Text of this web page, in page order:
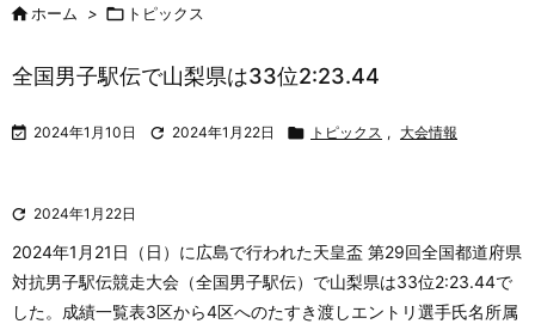
ホーム >  トピックス
全国男子駅伝で山梨県は33位2:23.44
 2024年1月10日  2024年1月22日  トピックス , 大会情報
 2024年1月22日
2024年1月21日（日）に広島で行われた天皇盃 第29回全国都道府県
対抗男子駅伝競走大会（全国男子駅伝）で山梨県は33位2:23.44で
した。 成績一覧表3区から4区へのたすき渡しエントリ選手氏名所属